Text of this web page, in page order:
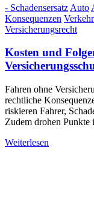
- Schadensersatz Auto
Konsequenzen
Versicherungsrecht
Kosten und
Fahren ohne
rechtliche
riskieren Fahrer,
Zudem drohen Punkte
Weiterlesen